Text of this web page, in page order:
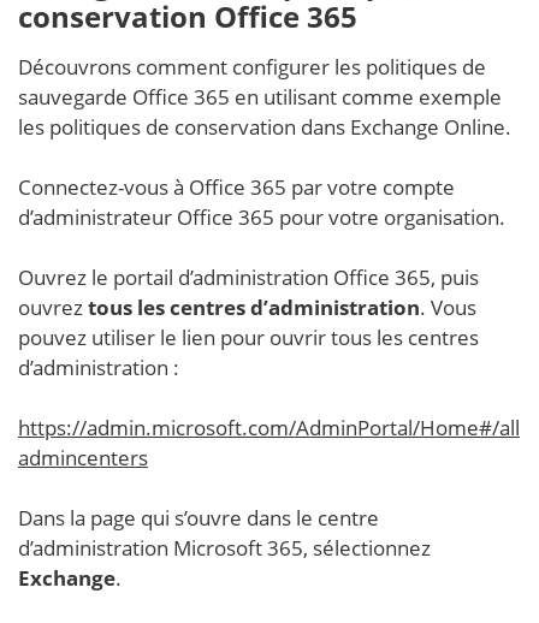
conservation Office 365
Découvrons comment configurer les politiques de
sauvegarde Office 365 en utilisant comme exemple
les politiques de conservation dans Exchange Online.
Connectez-vous à Office 365 par votre compte
d’administrateur Office 365 pour votre organisation.
Ouvrez le portail d’administration Office 365, puis
ouvreztous les centres d’administration. Vous
pouvez utiliser le lien pour ouvrir tous les centres
d’administration :
https://admin.microsoft.com/AdminPortal/Home#/all
admincenters
Dans la page qui s’ouvre dans le centre
d’administration Microsoft 365, sélectionnez
Exchange.